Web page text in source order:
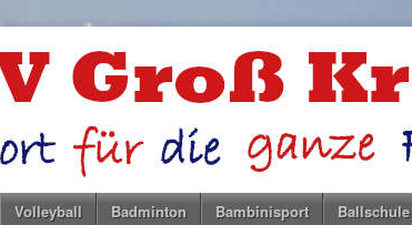
Volleyball Badminton Bambinisport Ballschule